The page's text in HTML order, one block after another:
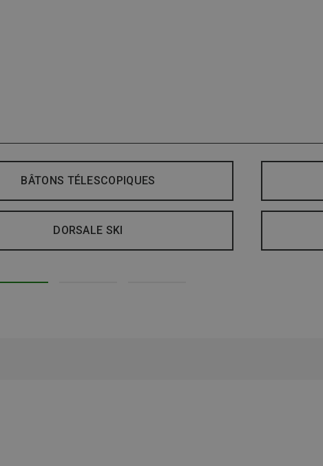
BÂTONS TÉLESCOPIQUES
DORSALE SKI